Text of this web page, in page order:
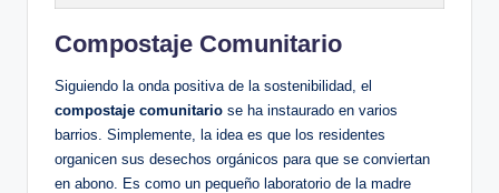
Compostaje Comunitario
Siguiendo la onda positiva de la sostenibilidad, el
compostaje comunitario se ha instaurado en varios
barrios. Simplemente, la idea es que los residentes
organicen sus desechos orgánicos para que se conviertan
en abono. Es como un pequeño laboratorio de la madre